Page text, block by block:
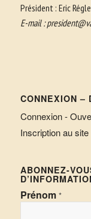
Président : Eric
E-mail :
CONNEXION –
Connexion -
Inscription au site
ABONNEZ-
Prénom *